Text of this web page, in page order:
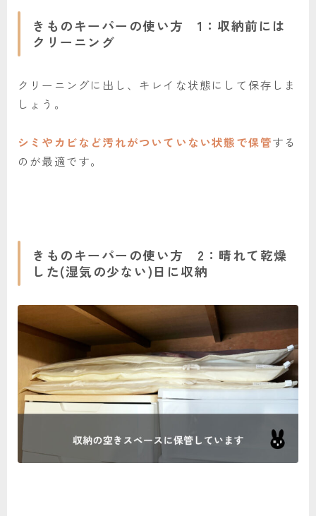
きものキーパーの使い方 1：収納前には
クリーニング
クリーニングに出し、キレイな状態にして保存しま
しょう。
シミやカビなど汚れがついていない状態で保管する
のが最適です。
きものキーパーの使い方 2：晴れて乾燥
した(湿気の少ない)日に収納